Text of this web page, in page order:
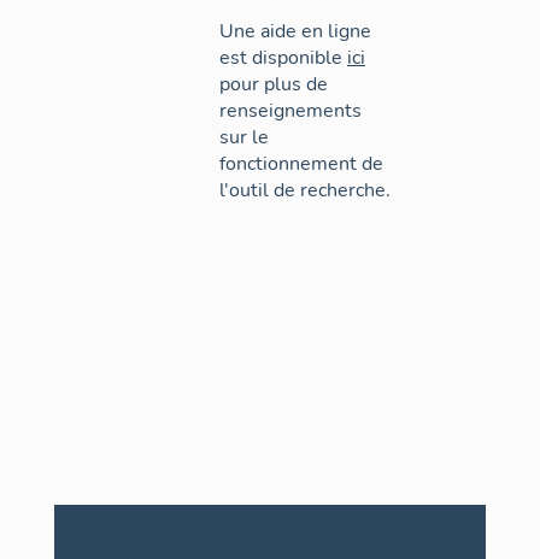
Une aide en ligne
est disponible ici
pour plus de
renseignements
sur le
fonctionnement de
l'outil de recherche.